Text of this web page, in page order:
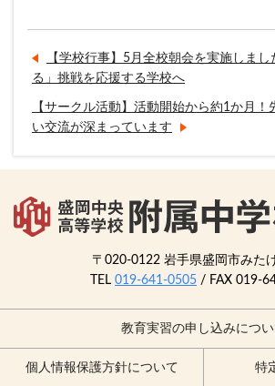
【学校行事】5月全校朝会を実施しま
る」挑戦を応援する学校へ
【サークル活動】活動開始から約1か月！
い交流が深まっています
〒020-0122 岩手県盛岡市みた
TEL 019-641-0505 / FAX 019-
教育実習の申し込みにつ
個人情報保護方針について 特